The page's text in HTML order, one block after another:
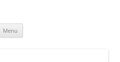
Menu